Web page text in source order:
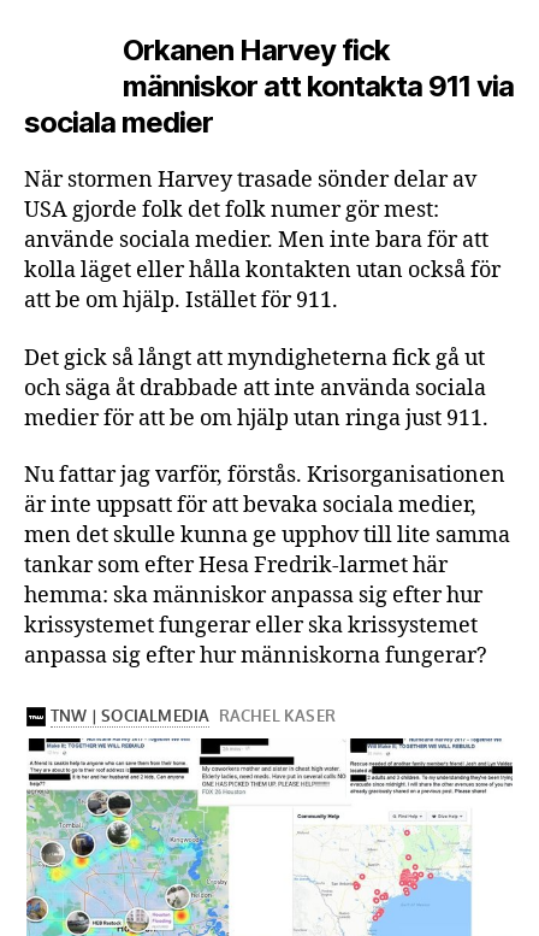
Orkanen Harvey fick
människor att kontakta 911 via
sociala medier
När stormen Harvey trasade sönder delar av
USA gjorde folk det folk numer gör mest:
använde sociala medier. Men inte bara för att
kolla läget eller hålla kontakten utan också för
att be om hjälp. Istället för 911.
Det gick så långt att myndigheterna fick gå ut
och säga åt drabbade att inte använda sociala
medier för att be om hjälp utan ringa just 911.
Nu fattar jag varför, förstås. Krisorganisationen
är inte uppsatt för att bevaka sociala medier,
men det skulle kunna ge upphov till lite samma
tankar som efter Hesa Fredrik-larmet här
hemma: ska människor anpassa sig efter hur
krissystemet fungerar eller ska krissystemet
anpassa sig efter hur människorna fungerar?